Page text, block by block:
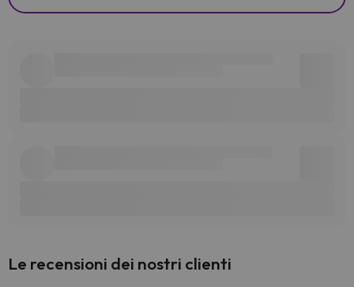
Le recensioni dei nostri clienti